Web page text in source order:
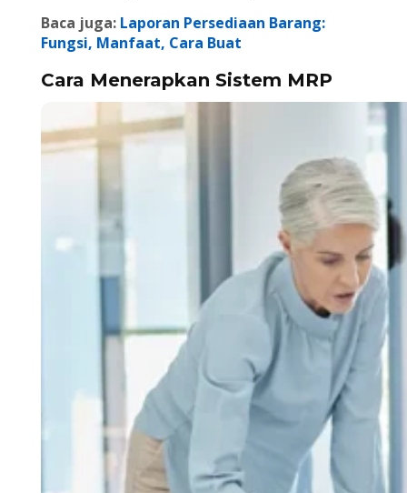
Baca juga: Laporan Persediaan Barang:
Fungsi, Manfaat, Cara Buat
Cara Menerapkan Sistem MRP